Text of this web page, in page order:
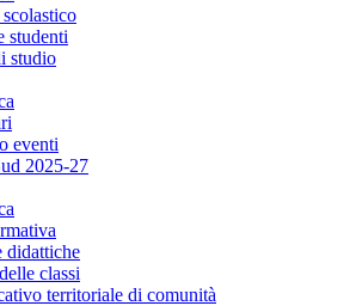
studenti
studio
eventi
2025-27
didattiche
classi
territoriale di comunità